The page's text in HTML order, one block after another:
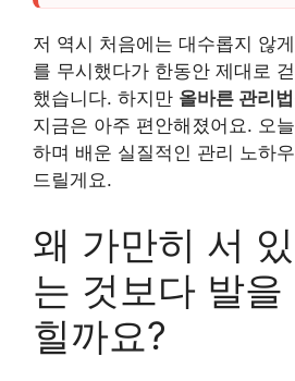
저 역시 처음에는 대수롭지 않
를 무시했다가 한동안 제대로
했습니다. 하지만 올바른 관리법
지금은 아주 편안해졌어요. 오
하며 배운 실질적인 관리 노하
드릴게요.
왜 가만히 서
는 것보다 발을
힐까요?